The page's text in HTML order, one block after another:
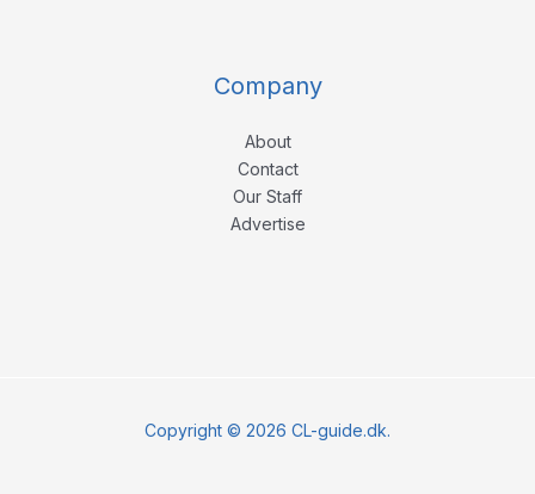
Company
About
Contact
Our Staff
Advertise
Copyright © 2026 CL-guide.dk.